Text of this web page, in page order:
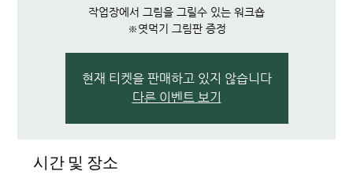
작업장에서 그림을 그릴수 있는 워크숍
※엿먹기 그림판 증정
현재 티켓을 판매하고 있지 않습니다
다른 이벤트 보기
시간 및 장소